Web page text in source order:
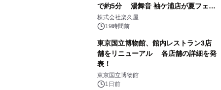
で約5分 湯舞音 袖ケ浦店が夏フェア
メニューを提供
株式会社楽久屋
19時間前
東京国立博物館、館内レストラン3店
舗をリニューアル 各店舗の詳細を発
表！
東京国立博物館
1日前